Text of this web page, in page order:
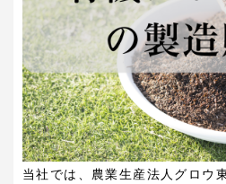
当社では、農業生産法人グロウ